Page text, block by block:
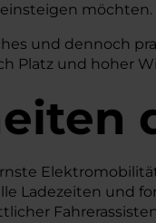
möchten.
und dennoch
Platz und hoher
Ladezeiten und